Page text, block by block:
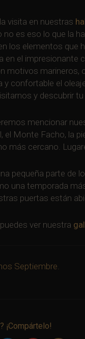
visita en nuestras
no es eso lo que la
los elementos que
en el impresionante
motivos marineros,
y confortable el
y descubrir tu
mencionar
el Monte Facho, la
más cercano.
pequeña parte de
una temporada
puertas están
ver nuestra
Septiembre.
¡Compártelo!